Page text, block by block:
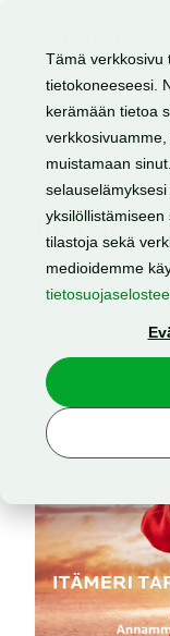
Tämä verkkosivu
tietokoneeseesi.
kerämään tietoa
muistamaan
tilastoja sekä
medioidemme
13.12.2022